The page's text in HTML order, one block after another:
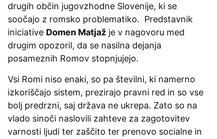
drugih občin jugovzhodne Slovenije, ki se
soočajo z romsko problematiko. Predstavnik
iniciative Domen Matjaž je v nagovoru med
drugim opozoril, da se nasilna dejanja
posameznih Romov stopnjujejo.
Vsi Romi niso enaki, so pa številni, ki namerno
izkoriščajo sistem, prezirajo pravni red in so vse
bolj predrzni, saj država ne ukrepa. Zato so na
vlado sinoči naslovili zahteve za zagotovitev
varnosti ljudi ter zaščito ter prenovo socialne in